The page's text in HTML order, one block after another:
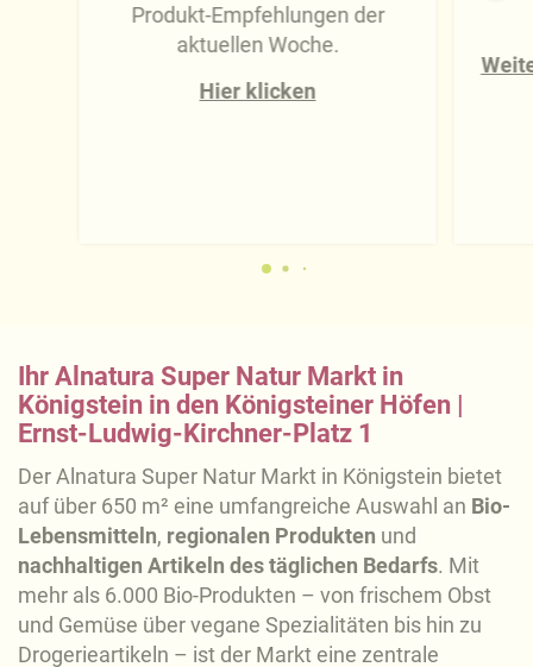
Produkt-Empfehlungen der
aktuellen Woche.
Hier klicken
Ihr Alnatura Super Natur Markt in
Königstein in den Königsteiner Höfen |
Ernst-Ludwig-Kirchner-Platz 1
Der Alnatura Super Natur Markt in Königstein bietet
auf über 650 m² eine umfangreiche Auswahl an Bio-
Lebensmitteln, regionalen Produkten und
nachhaltigen Artikeln des täglichen Bedarfs. Mit
mehr als 6.000 Bio-Produkten – von frischem Obst
und Gemüse über vegane Spezialitäten bis hin zu
Drogerieartikeln – ist der Markt eine zentrale